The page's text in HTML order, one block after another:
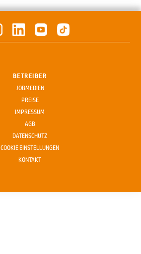
BETREIBER
JOBMEDIEN
PREISE
IMPRESSUM
AGB
DATENSCHUTZ
COOKIE EINSTELLUNGEN
KONTAKT